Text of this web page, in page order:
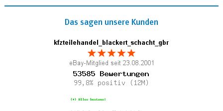
Das sagen unsere Kunden